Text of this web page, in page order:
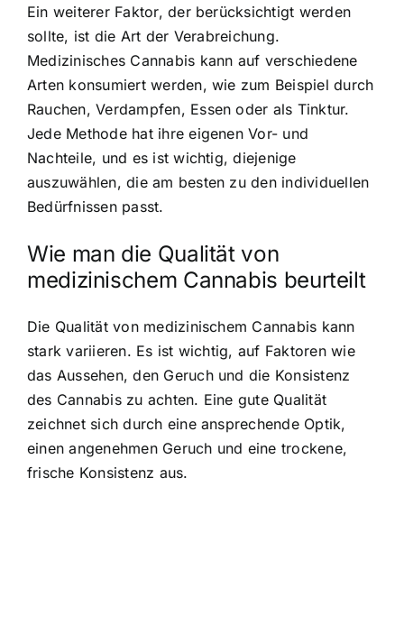
Ein weiterer Faktor, der berücksichtigt werden
sollte, ist die Art der Verabreichung.
Medizinisches Cannabis kann auf verschiedene
Arten konsumiert werden, wie zum Beispiel durch
Rauchen, Verdampfen, Essen oder als Tinktur.
Jede Methode hat ihre eigenen Vor- und
Nachteile, und es ist wichtig, diejenige
auszuwählen, die am besten zu den individuellen
Bedürfnissen passt.
Wie man die Qualität von
medizinischem Cannabis beurteilt
Die Qualität von medizinischem Cannabis kann
stark variieren. Es ist wichtig, auf Faktoren wie
das Aussehen, den Geruch und die Konsistenz
des Cannabis zu achten. Eine gute Qualität
zeichnet sich durch eine ansprechende Optik,
einen angenehmen Geruch und eine trockene,
frische Konsistenz aus.